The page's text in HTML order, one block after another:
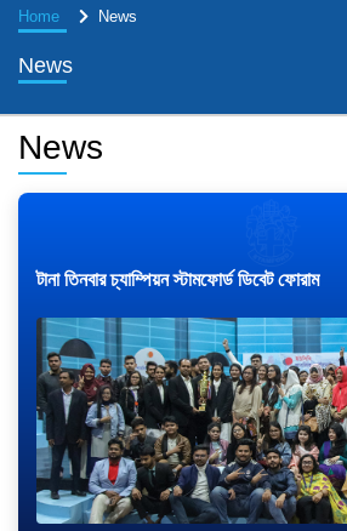
Home News
News
News
টানা তিনবার চ্যাম্পিয়ন স্টামফোর্ড ডিবেট ফোরাম